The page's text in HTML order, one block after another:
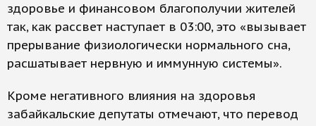
здоровье и финансовом благополучии жителей
так, как рассвет наступает в 03:00, это «вызывает
прерывание физиологически нормального сна,
расшатывает нервную и иммунную системы».
Кроме негативного влияния на здоровья
забайкальские депутаты отмечают, что перевод